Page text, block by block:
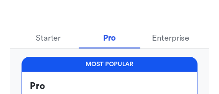
Starter Pro Enterprise
MOST POPULAR
Pro